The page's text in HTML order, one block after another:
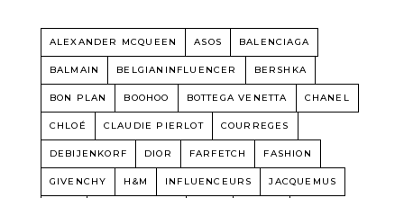
ALEXANDER MCQUEEN ASOS BALENCIAGA
BALMAIN BELGIANINFLUENCER BERSHKA
BON PLAN BOOHOO BOTTEGA VENETTA CHANEL
CHLOÉ CLAUDIE PIERLOT COURREGES
DEBIJENKORF DIOR FARFETCH FASHION
GIVENCHY H&M INFLUENCEURS JACQUEMUS